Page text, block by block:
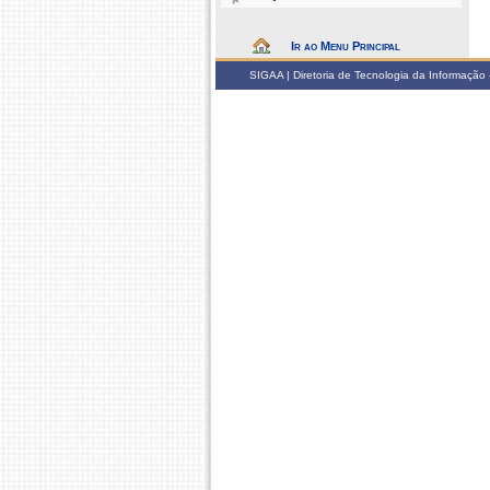
Ir ao Menu Principal
SIGAA | Diretoria de Tecnologia da